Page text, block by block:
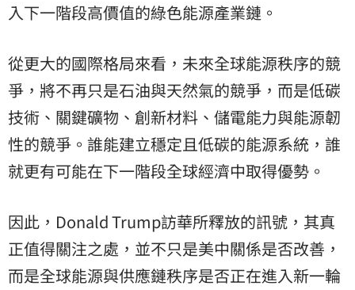
入下一階段高價值的綠色能源產業鏈。
從更大的國際格局來看，未來全球能源秩序的競
爭，將不再只是石油與天然氣的競爭，而是低碳
技術、關鍵礦物、創新材料、儲電能力與能源韌
性的競爭。誰能建立穩定且低碳的能源系統，誰
就更有可能在下一階段全球經濟中取得優勢。
因此，Donald Trump訪華所釋放的訊號，其真
正值得關注之處，並不只是美中關係是否改善，
而是全球能源與供應鏈秩序是否正在進入新一輪